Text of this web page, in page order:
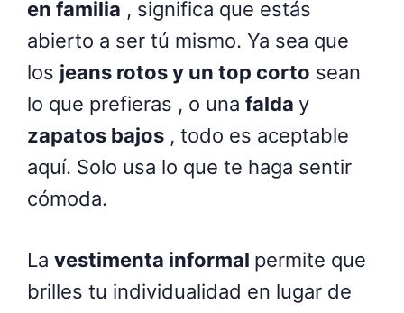
en familia , significa que estás
abierto a ser tú mismo. Ya sea que
los jeans rotos y un top corto sean
lo que prefieras , o una falda y
zapatos bajos , todo es aceptable
aquí. Solo usa lo que te haga sentir
cómoda.
La vestimenta informal permite que
brilles tu individualidad en lugar de